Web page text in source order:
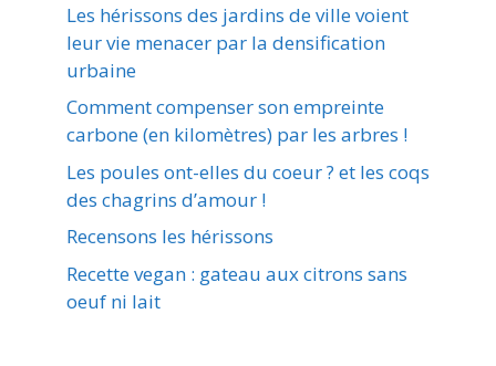
Les hérissons des jardins de ville voient
leur vie menacer par la densification
urbaine
Comment compenser son empreinte
carbone (en kilomètres) par les arbres !
Les poules ont-elles du coeur ? et les coqs
des chagrins d’amour !
Recensons les hérissons
Recette vegan : gateau aux citrons sans
oeuf ni lait